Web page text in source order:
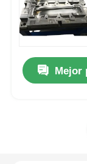
Mejor